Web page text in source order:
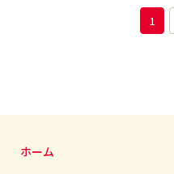
1
ホーム